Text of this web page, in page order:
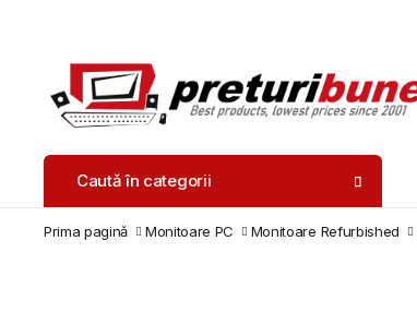
Caută în categorii
Prima pagină Monitoare PC Monitoare Refurbished